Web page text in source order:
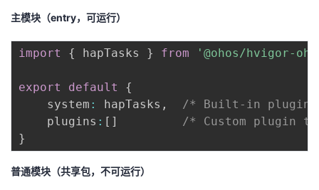
主模块（entry，可运行）
import { hapTasks } from '@ohos/hvigor-
export default
{
    system
: hapTasks ,
/* Built-in plugin
    plugins
: [ ]
/* Custom plugin
}
普通模块（共享包，不可运行）